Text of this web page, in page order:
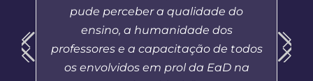
pude perceber a qualidade do
ensino, a humanidade dos
professores e a capacitação de todos
os envolvidos em prol da EaD na